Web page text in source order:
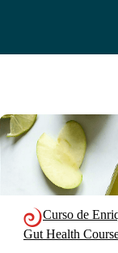
Curso de
Gut Health